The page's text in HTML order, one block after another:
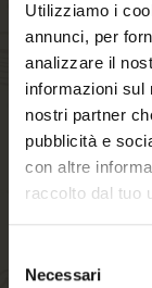
Utilizziamo i
annunci, per
analizzare il
informazioni sul
nostri partner
pubblicità e
con altre
raccolto dal tuo
delNecessari
02/02/2017
Der
von „...